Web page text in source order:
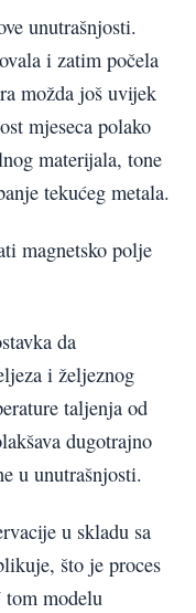
unutrašnjosti.
i zatim počela
možda još uvijek
mjeseca polako
materijala, tone
tekućeg metala.
magnetsko polje
da
i željeznog
taljenja od
dugotrajno
u unutrašnjosti.
u skladu sa
što je proces
tom modelu